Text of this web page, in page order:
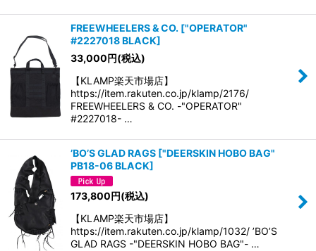
FREEWHEELERS & CO. ["OPERATOR"
#2227018 BLACK]
33,000円(税込)
【KLAMP楽天市場店】
https://item.rakuten.co.jp/klamp/2176/
FREEWHEELERS & CO. -"OPERATOR"
#2227018- …
’BO’S GLAD RAGS ["DEERSKIN HOBO BAG"
PB18-06 BLACK]
173,800円(税込)
【KLAMP楽天市場店】
https://item.rakuten.co.jp/klamp/1032/ ’BO’S
GLAD RAGS -"DEERSKIN HOBO BAG"- …